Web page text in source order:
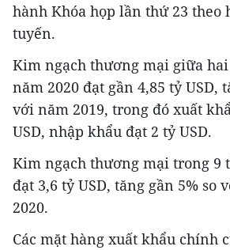
hành Khóa họp lần thứ 23 theo
tuyến.
Kim ngạch thương mại giữa
năm 2020 đạt gần 4,85 tỷ USD,
với năm 2019, trong đó xuất
USD, nhập khẩu đạt 2 tỷ USD.
Kim ngạch thương mại trong 9
đạt 3,6 tỷ USD, tăng gần 5% so
2020.
Các mặt hàng xuất khẩu chính